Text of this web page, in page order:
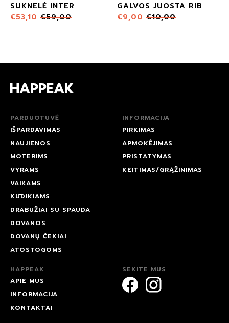
SUKNELĖ INTER
€53,10 €59,00
GALVOS JUOSTA RIB
€9,00 €10,00
PARDUOTUVĖ
IŠPARDAVIMAS
NAUJIENOS
MOTERIMS
VYRAMS
VAIKAMS
KŪDIKIAMS
DRABUŽIAI SU SPAUDA
DOVANOS
DOVANŲ ČEKIAI
ATOSTOGOMS
INFORMACIJA
PIRKIMAS
APMOKĖJIMAS
PRISTATYMAS
KEITIMAS/GRĄŽINIMAS
HAPPEAK
APIE MUS
INFORMACIJA
KONTAKTAI
SEKITE MUS